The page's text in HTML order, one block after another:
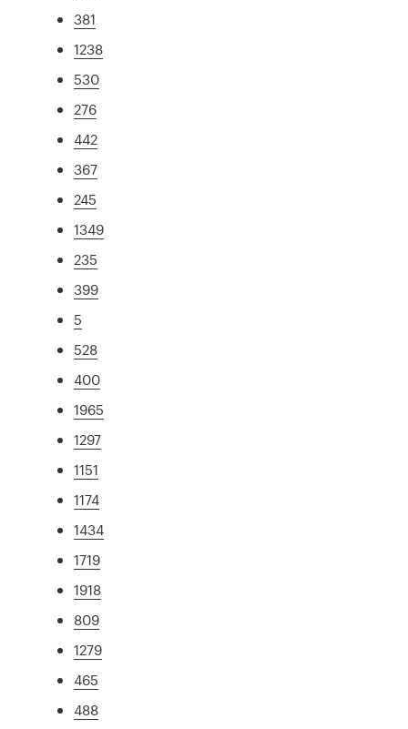
381
1238
530
276
442
367
245
1349
235
399
5
528
400
1965
1297
1151
1174
1434
1719
1918
809
1279
465
488